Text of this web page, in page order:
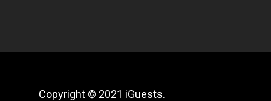
Copyright © 2021 iGuests.